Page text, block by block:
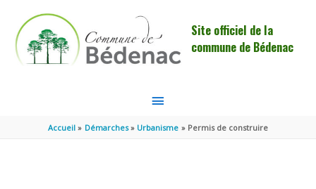
Site officiel de la
commune de Bédenac
MENU
PRINCIPAL
Accueil Démarches Urbanisme Permis de construire